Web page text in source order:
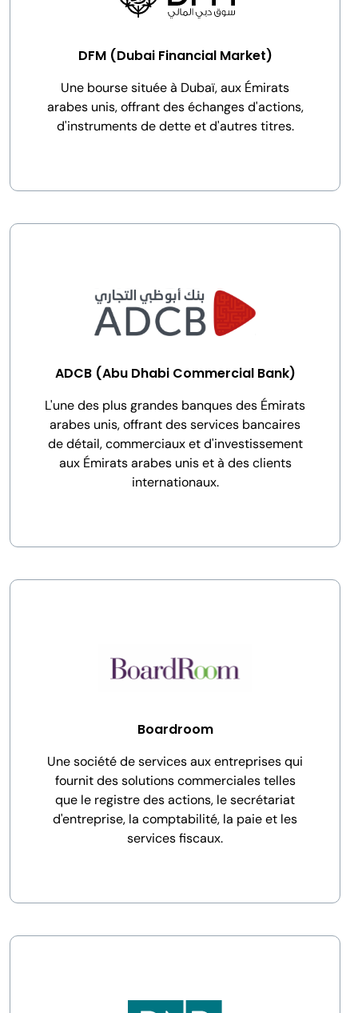
DFM (Dubai Financial Market)
Une bourse située à Dubaï, aux Émirats
arabes unis, offrant des échanges d'actions,
d'instruments de dette et d'autres titres.
ADCB (Abu Dhabi Commercial Bank)
L'une des plus grandes banques des Émirats
arabes unis, offrant des services bancaires
de détail, commerciaux et d'investissement
aux Émirats arabes unis et à des clients
internationaux.
Boardroom
Une société de services aux entreprises qui
fournit des solutions commerciales telles
que le registre des actions, le secrétariat
d'entreprise, la comptabilité, la paie et les
services fiscaux.